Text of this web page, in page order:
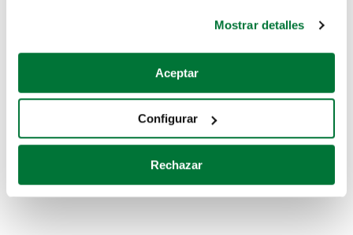
Si lo permite, también quisiéramos:
Recopilar información sobre su ubicación geográfica
Identificar su dispositivo analizándolo activamente
para buscar características específicas (huellas
Obtenga más información sobre cómo se procesan sus
Mostrar detalles
Aceptar
Configurar
Rechazar
Coches de segunda mano
Coches de km0